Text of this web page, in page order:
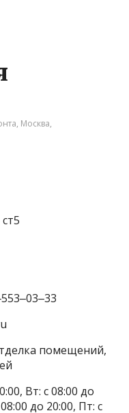
, Москва,
помещений,
Вт: с 08:00 до
до 20:00, Пт: с